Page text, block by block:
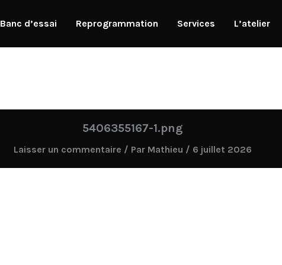
Banc d’essai Reprogrammation Services L’atelier
5406355167-1.png
Laisser un commentaire / Par Mathieu / 6 juillet 2026